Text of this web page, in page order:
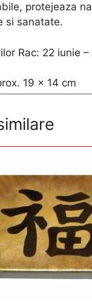
protejeaza
si sanatate.
Rac: 22 iunie –
19 x 14 cm